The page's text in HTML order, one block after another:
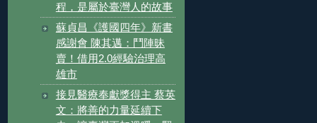
程，是屬於臺灣人的故事
蘇貞昌《護國四年》新書
感謝會 陳其邁：鬥陣昧
賣！借用2.0經驗治理高
雄市
接見醫療奉獻獎得主 蔡英
文：將善的力量延續下